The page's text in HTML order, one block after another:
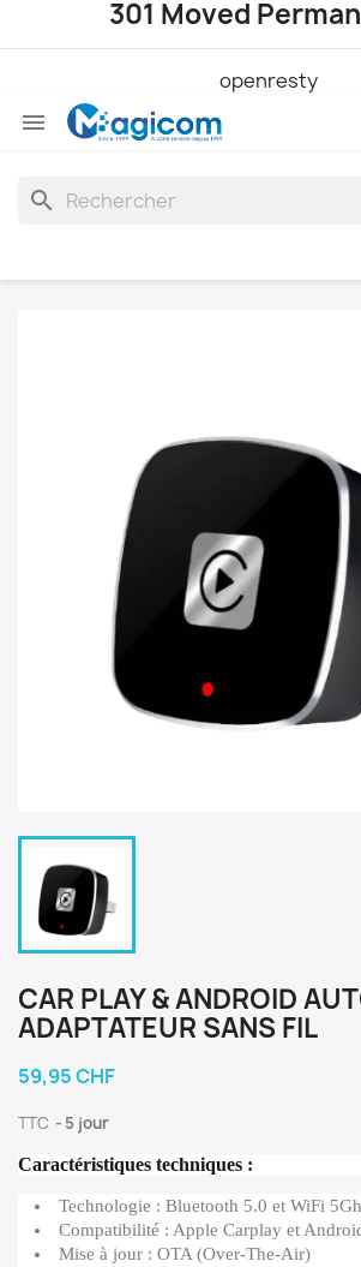
301 Moved
openresty

search
CAR PLAY & ANDROID
ADAPTATEUR SANS FIL
59,95 CHF
TTC 5 jour
Caractéristiques techniques :
Technologie : Bluetooth 5.0 et WiFi
Compatibilité : Apple Carplay et
Mise à jour : OTA (Over-The-Air)